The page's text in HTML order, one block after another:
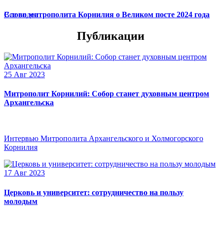
Слово митрополита Корнилия о Великом посте 2024 года
Все видео
Публикации
25 Авг 2023
Митрополит Корнилий: Собор станет духовным центром
Архангельска
Интервью Митрополита Архангельского и Холмогорского
Корнилия
17 Авг 2023
Церковь и университет: сотрудничество на пользу
молодым